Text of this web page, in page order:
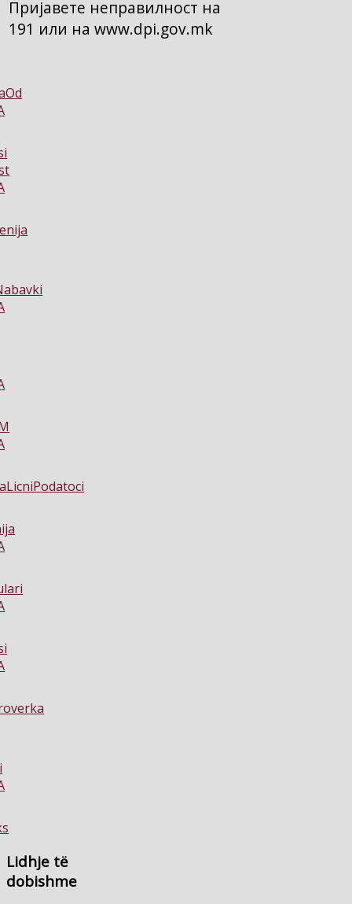
Пријавете неправилност на
191 или на www.dpi.gov.mk
Lidhje të
dobishme